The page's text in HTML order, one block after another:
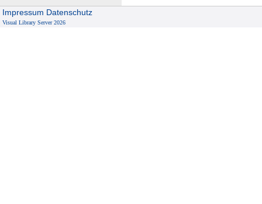
Impressum Datenschutz
Visual Library Server 2026